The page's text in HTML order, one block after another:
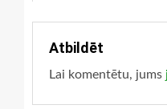
Atbildēt
Lai komentētu, jums